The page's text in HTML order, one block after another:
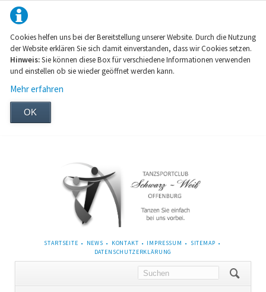
Cookies helfen uns bei der Bereitstellung unserer Website. Durch die Nutzung
der Website erklären Sie sich damit einverstanden, dass wir Cookies setzen.
Hinweis:Sie können diese Box für verschiedene Informationen verwenden
und einstellen ob sie wieder geöffnet werden kann.
Mehr erfahren
OK
NAVIGATION
STARTSEITE NEWS KONTAKT IMPRESSUM
SITEMAP
DATENSCHUTZERKLÄRUNG